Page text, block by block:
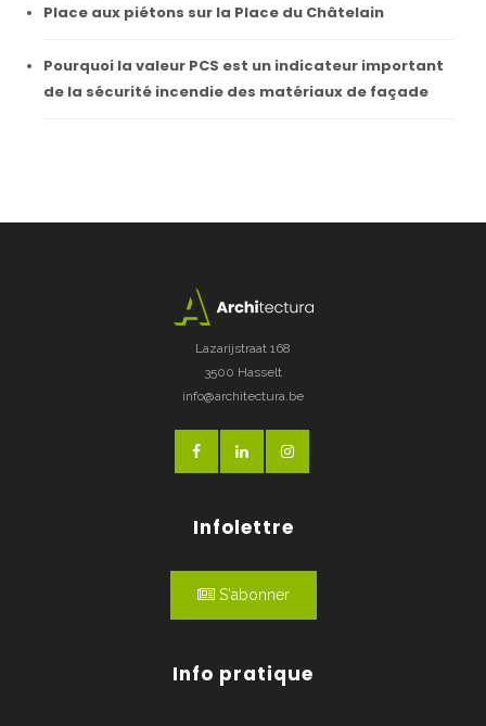
Place aux piétons sur la Place du Châtelain
Pourquoi la valeur PCS est un indicateur important
de la sécurité incendie des matériaux de façade
Lazarijstraat 168
3500 Hasselt
info@architectura.be
Infolettre
S'abonner
Info pratique